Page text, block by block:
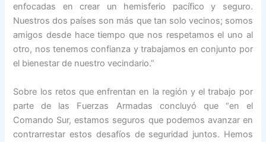
enfocadas en crear un hemisferio pacífico y seguro.
Nuestros dos países son más que tan solo vecinos; somos
amigos desde hace tiempo que nos respetamos el uno al
otro, nos tenemos confianza y trabajamos en conjunto por
el bienestar de nuestro vecindario.”
​Sobre los retos que enfrentan en la región y el trabajo por
parte de las Fuerzas Armadas concluyó que “en el
Comando Sur, estamos seguros que podemos avanzar en
contrarrestar estos desafíos de seguridad juntos. Hemos